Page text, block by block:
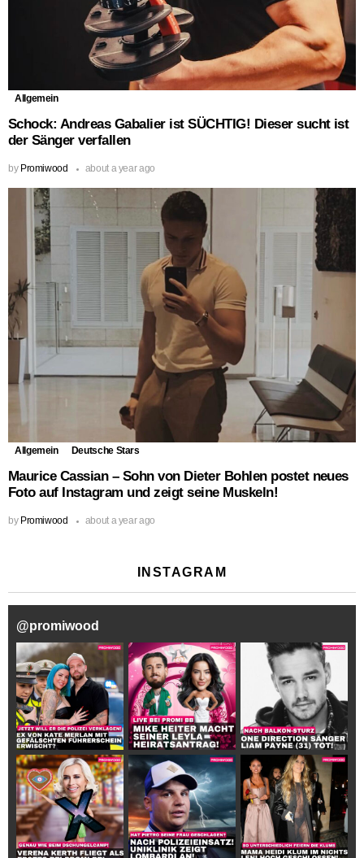
Allgemein
Schock: Andreas Gabalier ist SÜCHTIG! Dieser sucht ist
der Sänger verfallen
by Promiwood about a year ago
Allgemein Deutsche Stars
Maurice Cassian – Sohn von Dieter Bohlen postet neues
Foto auf Instagram und zeigt seine Muskeln!
by Promiwood about a year ago
INSTAGRAM
@promiwood